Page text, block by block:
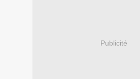
Publicité